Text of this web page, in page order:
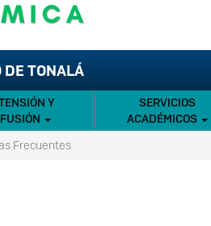
DE TONALÁ
Y
SERVICIOS
ACADÉMICOS
Frecuentes